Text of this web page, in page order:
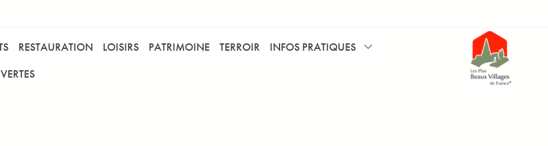
RESTAURATION LOISIRS PATRIMOINE TERROIR
INFOS PRATIQUES